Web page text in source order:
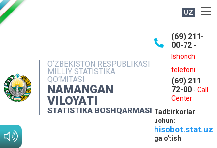
UZ
O‘ZBEKISTON RESPUBLIKASI
MILLIY STATISTIKA
QO‘MITASI
NAMANGAN
VILOYATI
STATISTIKA BOSHQARMASI
(69) 211-
00-72 -
Ishonch
telefoni
(69) 211-
72-00 - Call
Center
Tadbirkorlar
uchun:
hisobot.stat.uz
ga o'tish
NASHRLAR
INTERAKTIV XIZMATLAR
MATBUOT XIZMATI
MUROJAATLAR